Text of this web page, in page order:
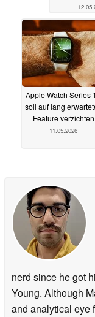
Apple Watch Series
soll auf lang
Feature verzichten
11.05.2026
nerd since he got
Young. Although
and analytical eye